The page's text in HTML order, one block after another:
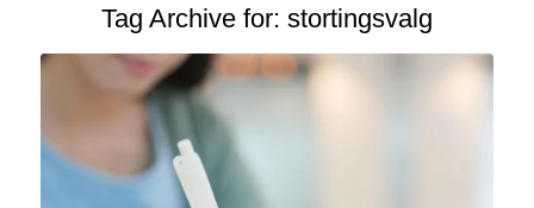
Tag Archive for: stortingsvalg